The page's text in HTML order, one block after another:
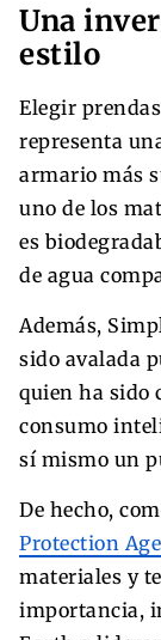
Una
estilo
Elegir
representa
armario más
uno de los
es
de agua
Además,
sido avalada
quien ha sido
consumo
sí mismo un
De hecho,
Protection
materiales y
importancia,